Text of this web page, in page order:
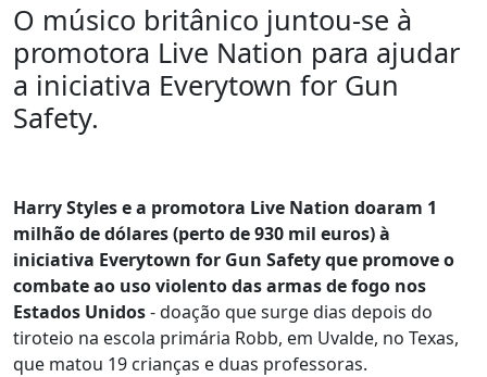
O músico britânico juntou-se à
promotora Live Nation para ajudar
a iniciativa Everytown for Gun
Safety.
Harry Styles e a promotora Live Nation doaram 1
milhão de dólares (perto de 930 mil euros) à
iniciativa Everytown for Gun Safety que promove o
combate ao uso violento das armas de fogo nos
Estados Unidos- doação que surge dias depois do
tiroteio na escola primária Robb, em Uvalde, no Texas,
que matou 19 crianças e duas professoras.